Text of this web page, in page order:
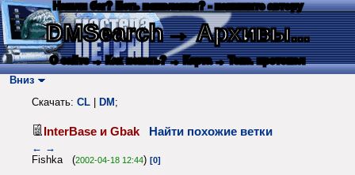
Нашли баг? Есть пожелания? - напишите автору
DMSearch→ Архивы...
О сайте → Как искать? → Карта → Текс. протокол
Вниз
Скачать: CL DM ;
InterBase и Gbak Найти похожие ветки
← →
Fishka (2002-04-18 12:44) [0]